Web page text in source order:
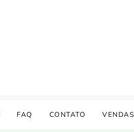
FAQ CONTATO VENDAS